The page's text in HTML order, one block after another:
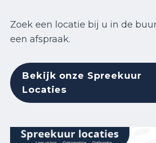
Zoek een locatie bij u in de
een afspraak.
Bekijk onze Spreekuur
Locaties